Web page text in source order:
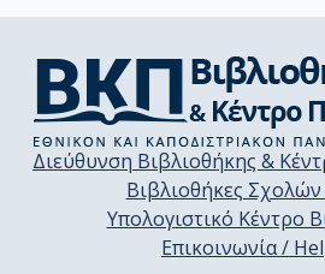
Διεύθυνση Βιβλιοθήκης &
Βιβλιοθήκες
Υπολογιστικό Κέντρο
Επικοινωνία /